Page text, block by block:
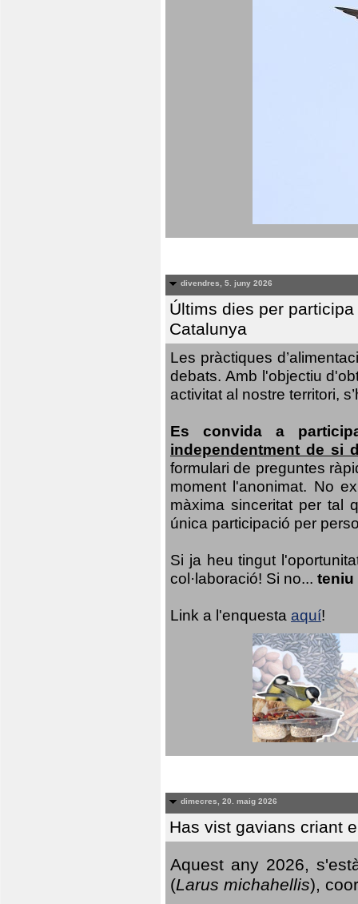
divendres, 5. juny 2026
Últims dies per
Catalunya
Les pràctiques
debats. Amb l'objectiu
activitat al nostre territori,
Es convida a
independentment de si
formulari de preguntes
moment l'anonimat. No
màxima sinceritat per tal
única participació per
Si ja heu tingut
col·laboració! Si no... teniu
Link a l'enquesta aquí!
dimecres, 20. maig 2026
Has vist gavians criant
Aquest any 2026,
(Larus michahellis),